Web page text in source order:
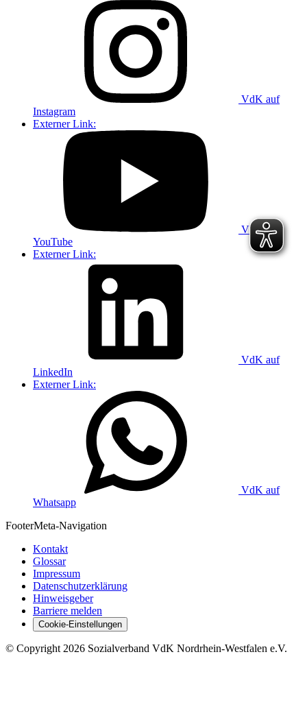
VdK auf
Instagram
Externer Link:
VdK auf
YouTube
Externer Link:
VdK auf
LinkedIn
Externer Link:
VdK auf
Whatsapp
FooterMeta-Navigation
Kontakt
Glossar
Impressum
Datenschutzerklärung
Hinweisgeber
Barriere melden
Cookie-Einstellungen
© Copyright 2026 Sozialverband VdK Nordrhein-Westfalen e.V.